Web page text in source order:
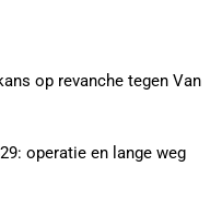
op revanche tegen Van
operatie en lange weg